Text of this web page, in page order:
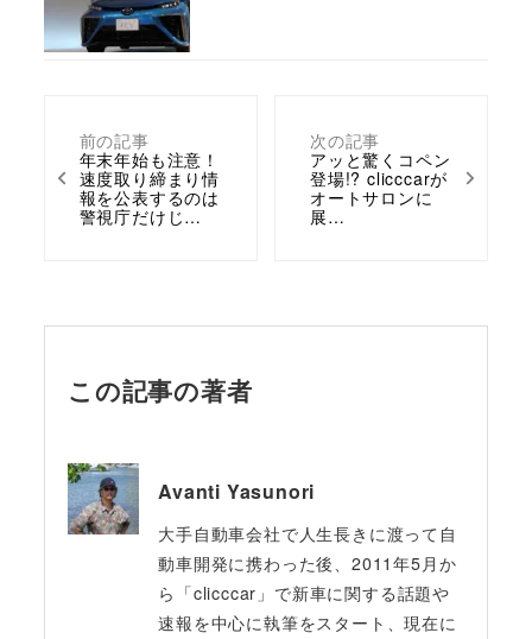
前の記事
年末年始も注意！
速度取り締まり情
報を公表するのは
警視庁だけじ…
次の記事
アッと驚くコペン
登場!? clicccarが
オートサロンに
展…
この記事の著者
Avanti Yasunori
大手自動車会社で人生長きに渡って自
動車開発に携わった後、2011年5月か
ら「clicccar」で新車に関する話題や
速報を中心に執筆をスタート、現在に